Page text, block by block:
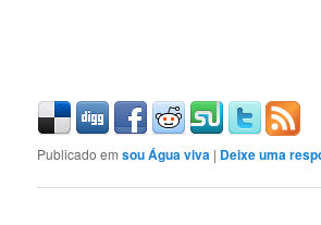
Publicado em sou Água viva | Deixe uma